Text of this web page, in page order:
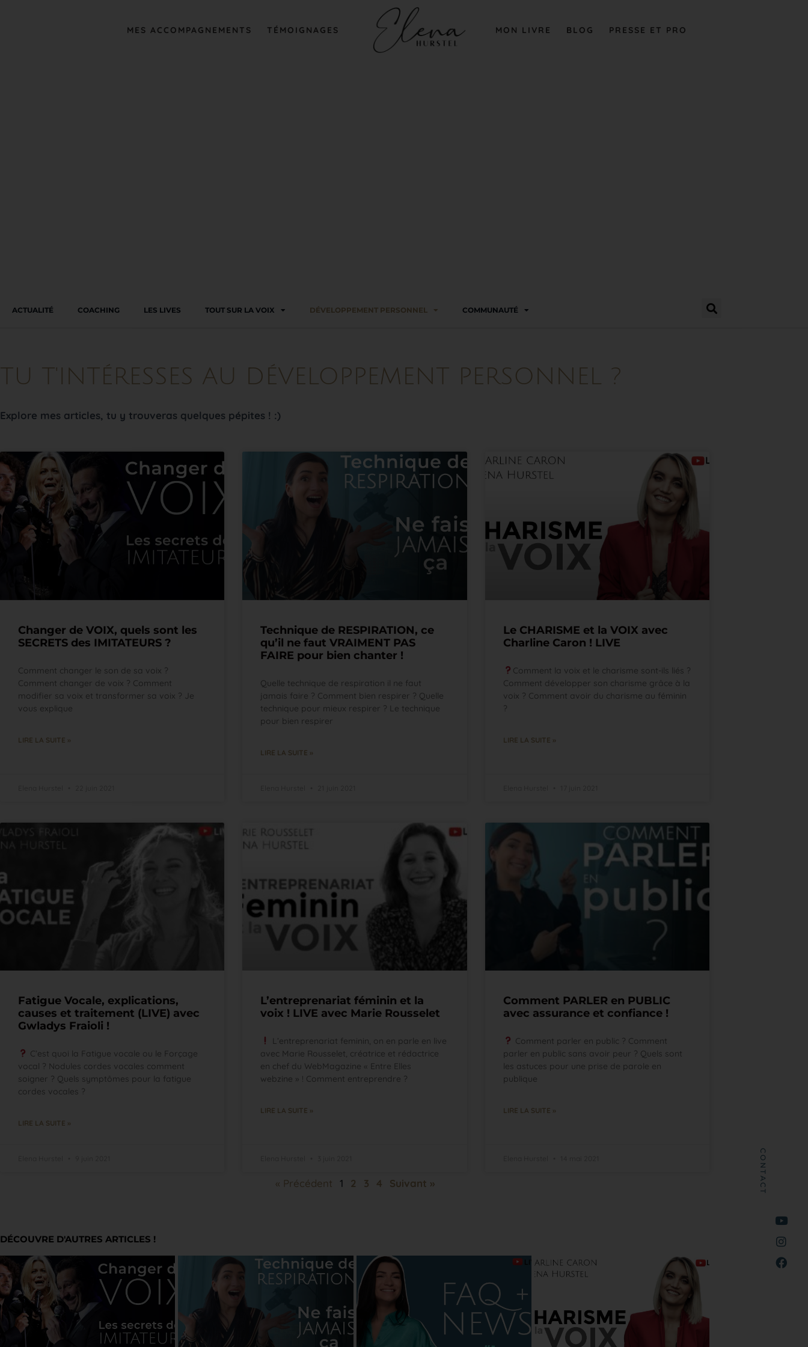
MES ACCOMPAGNEMENTS TÉMOIGNAGES MON LIVRE BLOG PRESSE ET PRO
CONTACT
ACTUALITÉ COACHING LES LIVES TOUT SUR LA VOIX DÉVELOPPEMENT PERSONNEL COMMUNAUTÉ
TU T'INTÉRESSES AU DÉVELOPPEMENT PERSONNEL ?
Explore mes articles, tu y trouveras quelques pépites ! :)
Changer de VOIX, quels sont les
SECRETS des IMITATEURS ?
Comment changer le son de sa voix ?
Comment changer de voix ? Comment
modifier sa voix et transformer sa voix ? Je
vous explique
LIRE LA SUITE »
Technique de RESPIRATION, ce
qu’il ne faut VRAIMENT PAS
FAIRE pour bien chanter !
Quelle technique de respiration il ne faut
jamais faire ? Comment bien respirer ? Quelle
technique pour mieux respirer ? Le technique
pour bien respirer
LIRE LA SUITE »
Le CHARISME et la VOIX avec
Charline Caron ! LIVE
Comment la voix et le charisme sont-ils liés ?
Comment développer son charisme grâce à la
voix ? Comment avoir du charisme au féminin
?
LIRE LA SUITE »
Fatigue Vocale, explications,
causes et traitement (LIVE) avec
Gwladys Fraioli !
C’est quoi la Fatigue vocale ou le Forçage
vocal ? Nodules cordes vocales comment
soigner ? Quels symptômes pour la fatigue
cordes vocales ?
LIRE LA SUITE »
L’entreprenariat féminin et la
voix ! LIVE avec Marie Rousselet
L’entreprenariat feminin, on en parle en live
avec Marie Rousselet, créatrice et rédactrice
en chef du WebMagazine « Entre Elles
webzine » ! Comment entreprendre ?
LIRE LA SUITE »
Comment PARLER en PUBLIC
avec assurance et confiance !
Comment parler en public ? Comment
parler en public sans avoir peur ? Quels sont
les astuces pour une prise de parole en
publique
LIRE LA SUITE »
« Précédent 1 2 3 4 Suivant »
DÉCOUVRE D'AUTRES ARTICLES !